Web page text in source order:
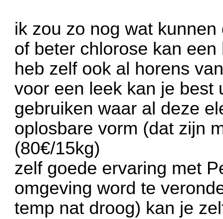
ik zou zo nog wat
of beter chlorose kan
heb zelf ook al horens
voor een leek kan je best
gebruiken waar al deze
oplosbare vorm (dat zijn
(80€/15kg)
zelf goede ervaring met
omgeving word te
temp nat droog) kan je